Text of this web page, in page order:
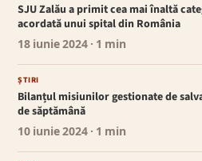
SJU Zalău a primit cea mai înaltă
acordată unui spital din România
18 iunie 2024 · 1 min
ȘTIRI
Bilanțul misiunilor gestionate de
de săptămână
10 iunie 2024 · 1 min